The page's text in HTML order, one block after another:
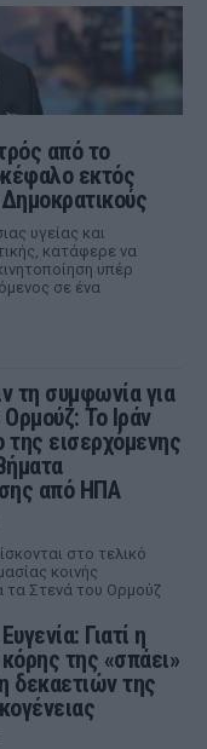
από το
εκτός
υγείας και
κατάφερε να
υπέρ
σε ένα
τη συμφωνία για
Το Ιράν
της εισερχόμενης
από ΗΠΑ
στο τελικό
κοινής
τα Στενά του Ορμούζ
Γιατί η
της «σπάει»
δεκαετιών της